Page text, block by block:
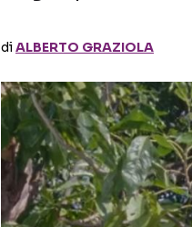
diALBERTO GRAZIOLA